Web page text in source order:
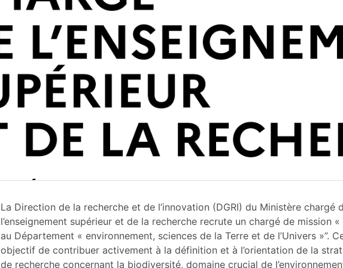
La Direction de la recherche et de l’innovation (DGRI) du Ministère chargé
l’enseignement supérieur et de la recherche recrute un chargé de mission
au Département « environnement, sciences de la Terre et de l’Univers »”.
objectif de contribuer activement à la définition et à l’orientation de la
de recherche concernant la biodiversité, domaine crucial de